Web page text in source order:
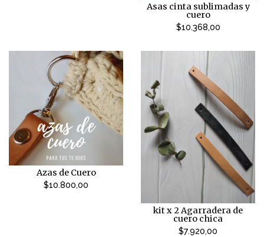
Asas cinta sublimadas y
cuero
$10.368,00
Azas de Cuero
$10.800,00
kit x 2 Agarradera de
cuero chica
$7.920,00